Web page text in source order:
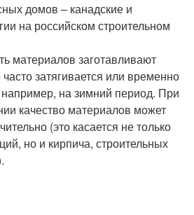
домов – канадские и
на российском строительном
материалов заготавливают
затягивается или временно
на зимний период. При
качество материалов может
(это касается не только
но и кирпича, строительных